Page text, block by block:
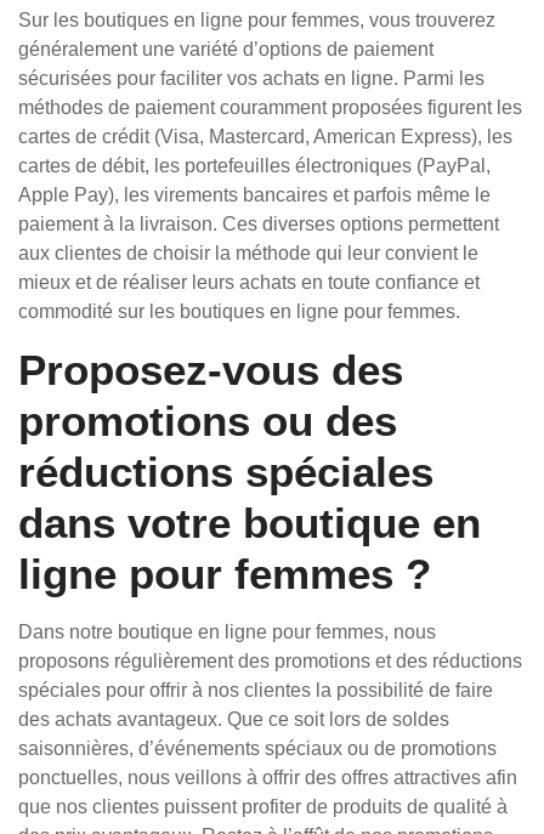
Sur les boutiques en ligne pour femmes, vous trouverez
généralement une variété d’options de paiement
sécurisées pour faciliter vos achats en ligne. Parmi les
méthodes de paiement couramment proposées figurent les
cartes de crédit (Visa, Mastercard, American Express), les
cartes de débit, les portefeuilles électroniques (PayPal,
Apple Pay), les virements bancaires et parfois même le
paiement à la livraison. Ces diverses options permettent
aux clientes de choisir la méthode qui leur convient le
mieux et de réaliser leurs achats en toute confiance et
commodité sur les boutiques en ligne pour femmes.
Proposez-vous des
promotions ou des
réductions spéciales
dans votre boutique en
ligne pour femmes ?
Dans notre boutique en ligne pour femmes, nous
proposons régulièrement des promotions et des réductions
spéciales pour offrir à nos clientes la possibilité de faire
des achats avantageux. Que ce soit lors de soldes
saisonnières, d’événements spéciaux ou de promotions
ponctuelles, nous veillons à offrir des offres attractives afin
que nos clientes puissent profiter de produits de qualité à